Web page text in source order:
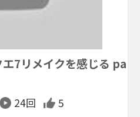
7リメイクを感じる pa
24回
5